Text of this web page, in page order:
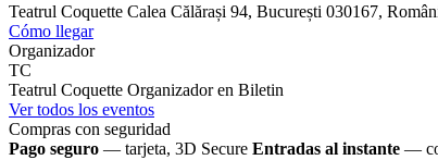
Teatrul Coquette Calea Călărași 94, București 030167,
Cómo llegar
Organizador
TC
Teatrul Coquette Organizador en Biletin
Ver todos los eventos
Compras con seguridad
Pago seguro — tarjeta, 3D Secure Entradas al instante —